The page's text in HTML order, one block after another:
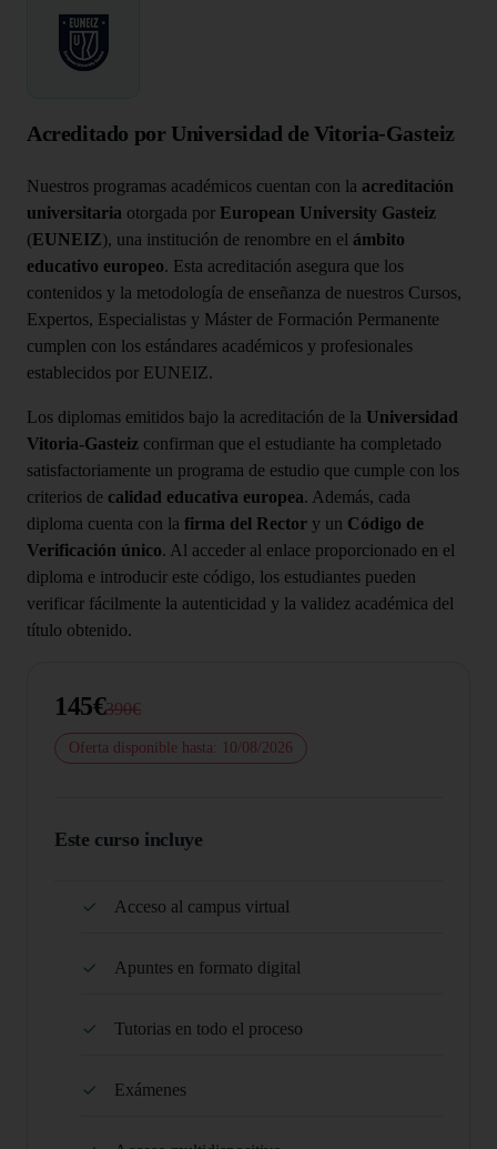
Acreditado por Universidad de Vitoria-Gasteiz
Nuestros programas académicos cuentan con la acreditación
universitaria otorgada por European University Gasteiz
(EUNEIZ), una institución de renombre en el ámbito
educativo europeo. Esta acreditación asegura que los
contenidos y la metodología de enseñanza de nuestros Cursos,
Expertos, Especialistas y Máster de Formación Permanente
cumplen con los estándares académicos y profesionales
establecidos por EUNEIZ.
Los diplomas emitidos bajo la acreditación de la Universidad
Vitoria-Gasteiz confirman que el estudiante ha completado
satisfactoriamente un programa de estudio que cumple con los
criterios de calidad educativa europea. Además, cada
diploma cuenta con la firma del Rector y un Código de
Verificación único. Al acceder al enlace proporcionado en el
diploma e introducir este código, los estudiantes pueden
verificar fácilmente la autenticidad y la validez académica del
título obtenido.
145€390€
Oferta disponible hasta: 10/08/2026
Este curso incluye
Acceso al campus virtual
Apuntes en formato digital
Tutorias en todo el proceso
Exámenes